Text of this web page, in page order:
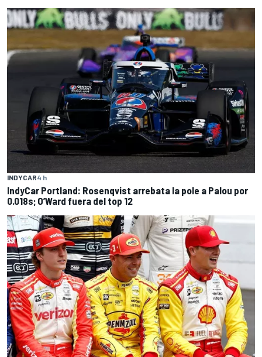
INDYCAR4 h
IndyCar Portland: Rosenqvist arrebata la pole a Palou por
0.018s; O’Ward fuera del top 12